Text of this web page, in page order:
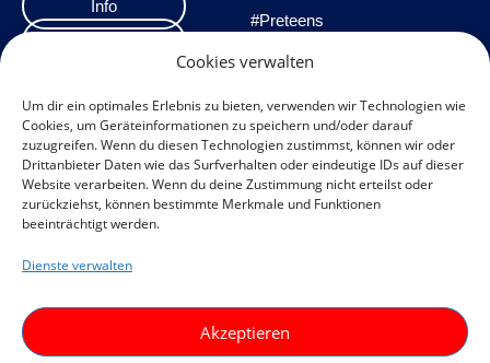
Cookies verwalten
Um dir ein optimales Erlebnis zu bieten, verwenden wir Technologien wie
Cookies, um Geräteinformationen zu speichern und/oder darauf
zuzugreifen. Wenn du diesen Technologien zustimmst, können wir oder
Drittanbieter Daten wie das Surfverhalten oder eindeutige IDs auf dieser
Website verarbeiten. Wenn du deine Zustimmung nicht erteilst oder
zurückziehst, können bestimmte Merkmale und Funktionen
beeinträchtigt werden.
Dienste verwalten
Akzeptieren
Info
Impressum
Datenschutzerklärung
Datenschutz
F I
#Preteens
#Praxisprojekte
#Methoden